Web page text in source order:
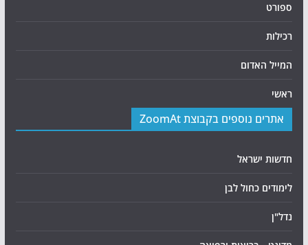
ספורט
רכילות
המייל האדום
ראשי
אתרים נוספים בקבוצת ZoomAt
חדשות ישראל
לימודים כחול לבן
נדל"ן